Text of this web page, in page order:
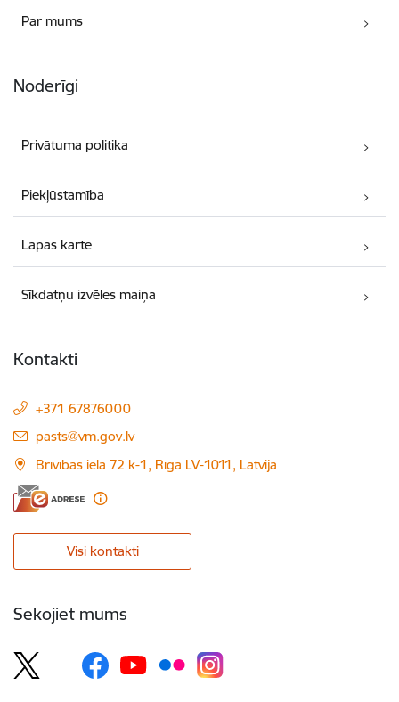
Par mums
Noderīgi
Privātuma politika
Piekļūstamība
Lapas karte
Sīkdatņu izvēles maiņa
Kontakti
+371 67876000
E-pasts:
pasts@vm.gov.lv
Brīvības iela 72 k-1, Rīga LV-1011, Latvija
Visi kontakti
Sekojiet mums